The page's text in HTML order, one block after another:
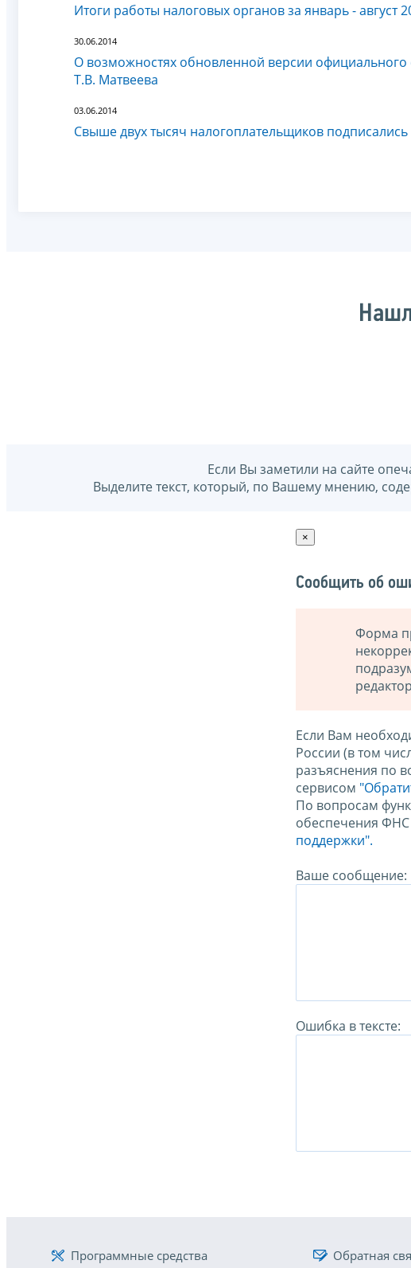
Итоги работы налоговых органов за январь -
30.06.2014
О возможностях обновленной версии
Т.В. Матвеева
03.06.2014
Свыше двух тысяч налогоплательщиков
Если Вы заметили на сайте
Выделите текст, который, по Вашему мнению,
×
Сообщить об
Форма
Если Вам
России (в том
разъяснения по
сервисом
По вопросам
обеспечения ФНС
поддержки".
Ваше сообщение:
Ошибка в тексте:
Программные средства
Обратная